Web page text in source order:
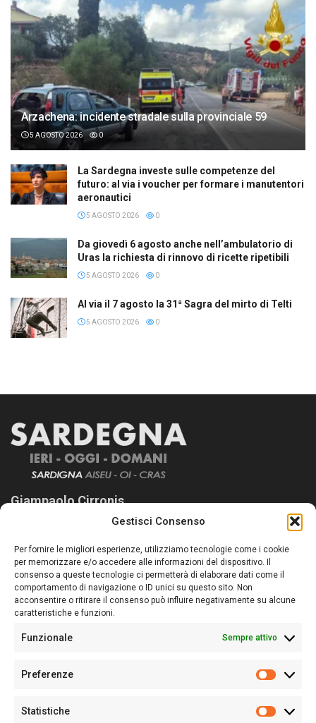
Gestisci Consenso
Per fornire le migliori esperienze, utilizziamo tecnologie come i cookie
per memorizzare e/o accedere alle informazioni del dispositivo. Il
consenso a queste tecnologie ci permetterà di elaborare dati come il
comportamento di navigazione o ID unici su questo sito. Non
acconsentire o ritirare il consenso può influire negativamente su alcune
caratteristiche e funzioni.
Funzionale Sempre attivo
Preferenze
Statistiche
Arzachena: incidente stradale sulla provinciale 59
5 AGOSTO 2026 0
La Sardegna investe sulle competenze del
futuro: al via i voucher per formare i manutentori
aeronautici
5 AGOSTO 2026 0
Da giovedì 6 agosto anche nell’ambulatorio di
Uras la richiesta di rinnovo di ricette ripetibili
5 AGOSTO 2026 0
Al via il 7 agosto la 31ª Sagra del mirto di Telti
5 AGOSTO 2026 0
Giampaolo Cirronis
Sardegna Ieri-Oggi-Domani nasce per informare “liberamente” i
lettori su quanto accade in Sardegna, con un occhio rivolto al
nostro passato e, soprattutto, al nostro futuro
Follow Us
Sede:Via Cristoforo Colombo 09013 Carbonia
Partita IVA02270380922